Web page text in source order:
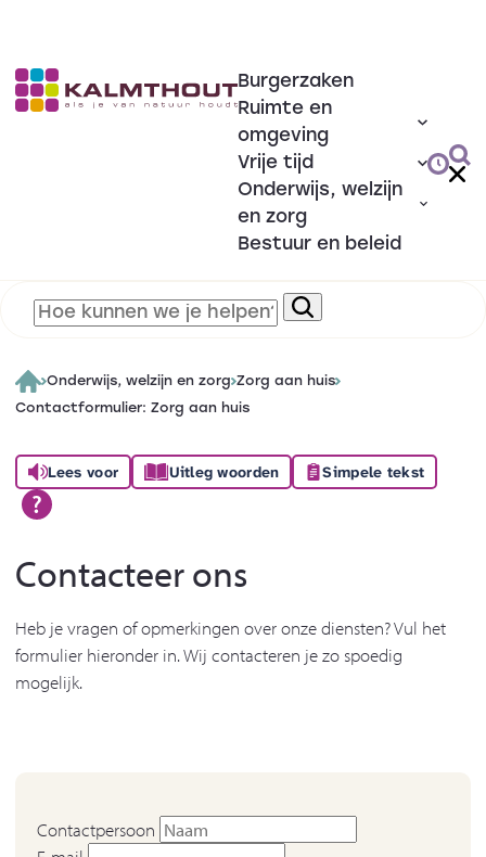
Burgerzaken
Ruimte en
omgeving
Vrije tijd
Onderwijs, welzijn
en zorg
Bestuur en beleid
Onderwijs, welzijn en zorg Zorg aan huis
Contactformulier: Zorg aan huis
Lees voor Uitleg woorden Simpele tekst
Contacteer ons
Heb je vragen of opmerkingen over onze diensten? Vul het
formulier hieronder in. Wij contacteren je zo spoedig
mogelijk.
Contactpersoon